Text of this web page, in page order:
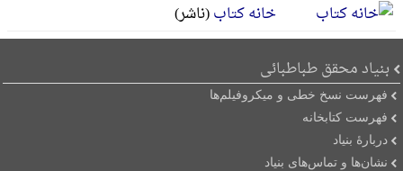
خانه کتاب(ناشر)
بنیاد محقق طباطبائی
فهرست نسخ خطی و میکروفیلم‌ها
فهرست کتابخانه
دربارۀ بنیاد
نشان‌ها و تماس‌های بنیاد